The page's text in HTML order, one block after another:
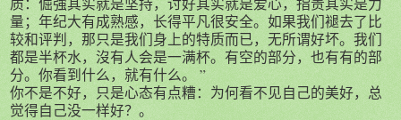
量；年纪大有成熟感，长得平凡很安全。如果我们褪去了比
较和评判，那只是我们身上的特质而已，无所谓好坏。我们
都是半杯水，沒有人会是一满杯。有空的部分，也有有的部
分。你看到什么，就有什么。 ”
你不是不好，只是心态有点糟：为何看不见自己的美好，总
觉得自己没一样好？。